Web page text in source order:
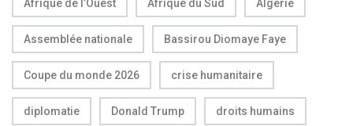
Afrique de l’Ouest Afrique du Sud Algérie
Assemblée nationale Bassirou Diomaye Faye
Coupe du monde 2026 crise humanitaire
diplomatie Donald Trump droits humains